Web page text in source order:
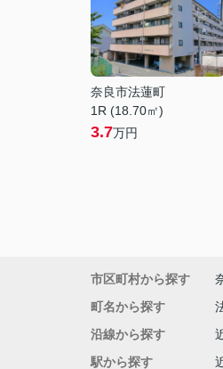
奈良市法蓮町
1R (18.70㎡)
3.7万円
市区町村から探す
町名から探す
沿線から探す
駅から探す